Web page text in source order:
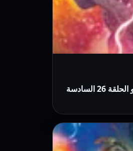
مسلسل سوبر ميرو الحلقة 26 السادسة